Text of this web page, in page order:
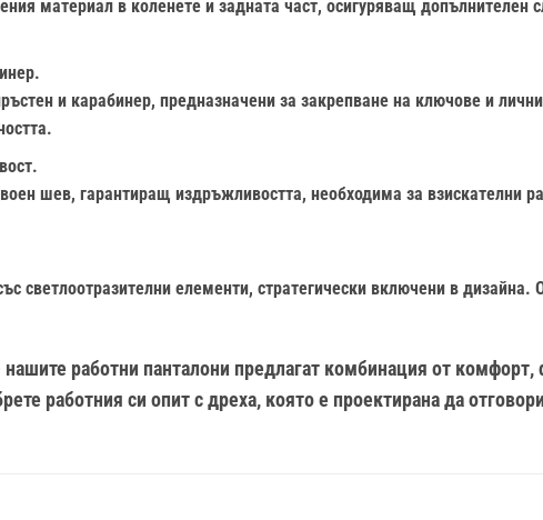
материал в коленете и задната част, осигуряващ
и карабинер, предназначени за закрепване на ключове и
шев, гарантиращ издръжливостта, необходима за взискателни
светлоотразителни елементи, стратегически включени в дизайна.
работни панталони предлагат комбинация от
работния си опит с дреха, която е проектирана да